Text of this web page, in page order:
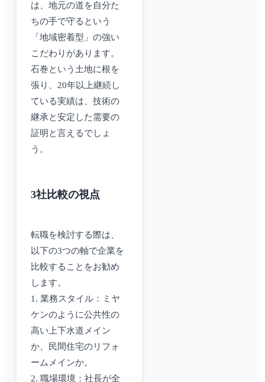
は、地元の道を自分た
ちの手で守るという
「地域密着型」の強い
こだわりがあります。
石巻という土地に根を
張り、20年以上継続し
ている実績は、技術の
継承と安定した需要の
証明と言えるでしょ
う。
3社比較の視点
転職を検討する際は、
以下の3つの軸で企業を
比較することをお勧め
します。
1. 業務スタイル：ミヤ
ケンのように公共性の
高い上下水道メイン
か、民間住宅のリフォ
ームメインか。
2. 職場環境：社長が全